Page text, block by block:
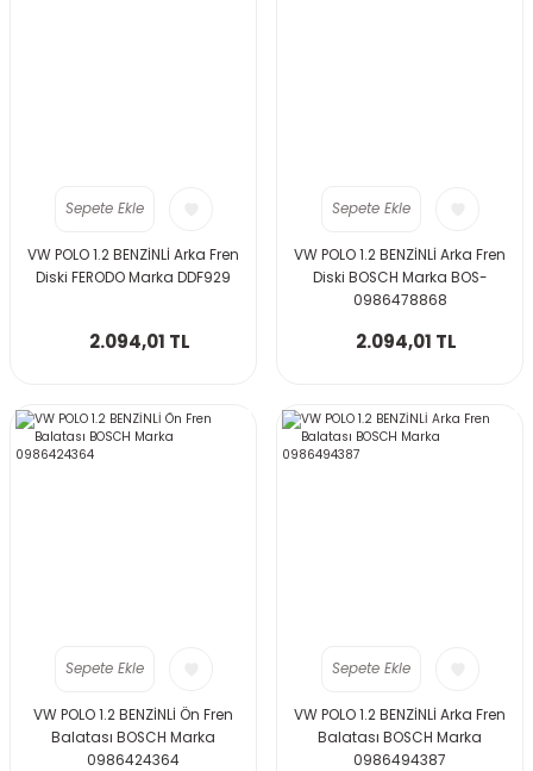
Sepete Ekle
VW POLO 1.2 BENZİNLİ Arka Fren
Diski FERODO Marka DDF929
2.094,01 TL
Sepete Ekle
VW POLO 1.2 BENZİNLİ Arka Fren
Diski BOSCH Marka BOS-
0986478868
2.094,01 TL
Sepete Ekle
VW POLO 1.2 BENZİNLİ Ön Fren
Balatası BOSCH Marka
0986424364
Sepete Ekle
VW POLO 1.2 BENZİNLİ Arka Fren
Balatası BOSCH Marka
0986494387